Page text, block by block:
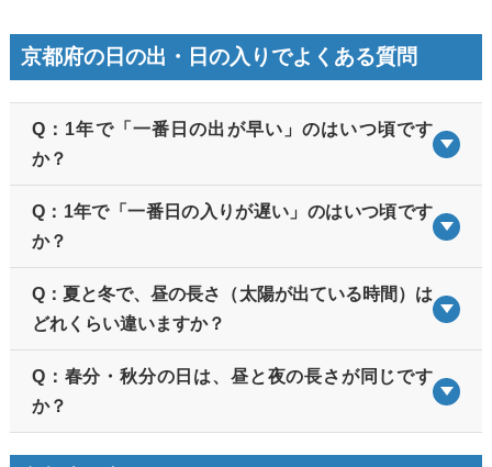
京都府の日の出・日の入りでよくある質問
Q：1年で「一番日の出が早い」のはいつ頃です
か？
Q：1年で「一番日の入りが遅い」のはいつ頃です
か？
Q：夏と冬で、昼の長さ（太陽が出ている時間）は
どれくらい違いますか？
Q：春分・秋分の日は、昼と夜の長さが同じです
か？